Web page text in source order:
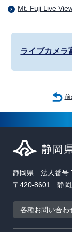
Mt. Fuji Live
ライブカメラ
前
静岡県 法人番号
〒420-8601 静岡
各種お問い合わ